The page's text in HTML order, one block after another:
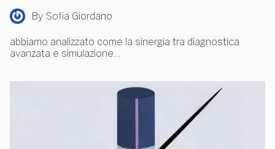
By Sofia Giordano
abbiamo analizzato come la sinergia tra diagnostica
avanzata e simulazione…